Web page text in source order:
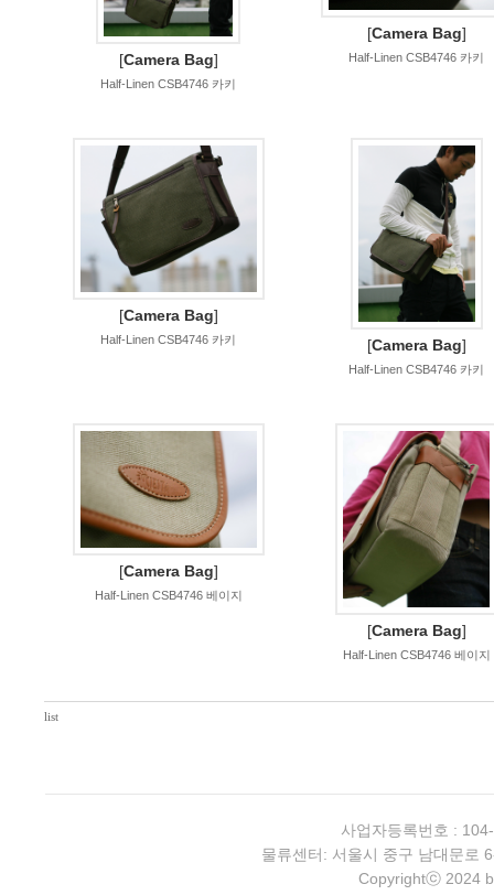
[Camera Bag]
Half-Linen CSB4746 카키
[Camera Bag]
Half-Linen CSB4746 카키
[Camera Bag]
Half-Linen CSB4746 카키 [Camera Bag]
Half-Linen CSB4746 카키
[Camera Bag]
Half-Linen CSB4746 베이지
[Camera Bag]
Half-Linen CSB4746 베이지
list
사업자등록번호 :
물류센터: 서울시 중구 남대문로
Copyrightⓒ 2024